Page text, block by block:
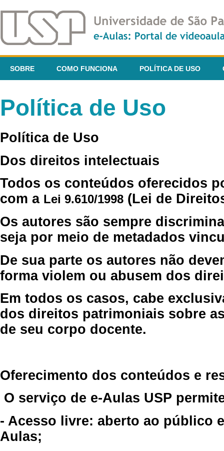
SOBRE COMO FUNCIONA POLÍTICA DE USO
Política de Uso
Política de Uso
Dos direitos intelectuais
Todos os conteúdos oferecidos
com a Lei 9.610/1998 (Lei de
Os autores são sempre
seja por meio de metadados
De sua parte os autores não
forma violem ou abusem dos
Em todos os casos, cabe
dos direitos patrimoniais sobre
de seu corpo docente.
Oferecimento dos conteúdos e
O serviço de e-Aulas USP
- Acesso livre: aberto ao público
Aulas;